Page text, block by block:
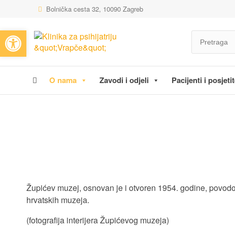
Open toolbar
Bolnička cesta 32, 10090 Zagreb
O nama Zavodi i odjeli Pacijenti i
Župićev muzej, osnovan je i otvoren 1954. godine,
hrvatskih muzeja.
(fotografija interijera Župićevog muzeja)